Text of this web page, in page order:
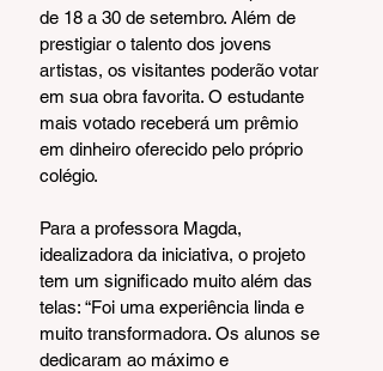
de 18 a 30 de setembro. Além de
prestigiar o talento dos jovens
artistas, os visitantes poderão votar
em sua obra favorita. O estudante
mais votado receberá um prêmio
em dinheiro oferecido pelo próprio
colégio.
Para a professora Magda,
idealizadora da iniciativa, o projeto
tem um significado muito além das
telas: “Foi uma experiência linda e
muito transformadora. Os alunos se
dedicaram ao máximo e